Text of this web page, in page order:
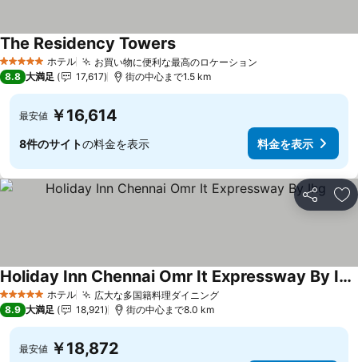
5 ホテルのランク
ホテル お買い物に便利な最高のロケーション
The Residency Towers
8.8 大満足 17,617 街の中心まで1.5 km
最安値 ￥16,614
8件のサイトの料金を表示 料金を表示
シェア お
5 ホテルのランク
ホテル 広大な多国籍料理ダイニング
Holiday Inn Chennai Omr It Expressway By Ihg
8.9 大満足 18,921 街の中心まで8.0 km
最安値 ￥18,872